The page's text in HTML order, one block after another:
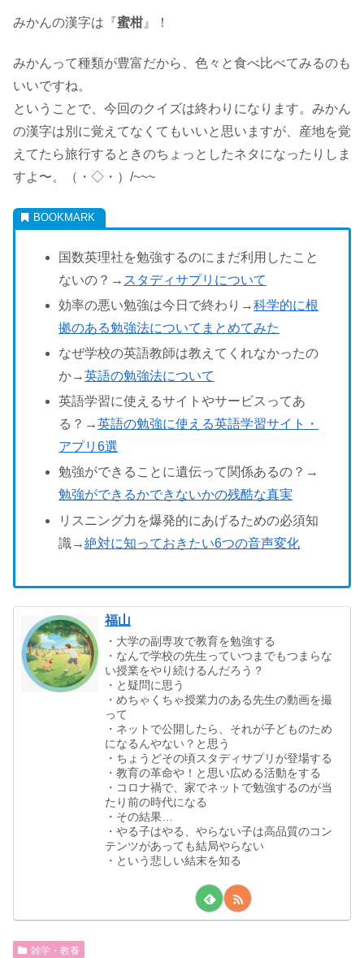
みかんの漢字は『蜜柑』！
みかんって種類が豊富だから、色々と食べ比べてみるのも
いいですね。
ということで、今回のクイズは終わりになります。みかん
の漢字は別に覚えてなくてもいいと思いますが、産地を覚
えてたら旅行するときのちょっとしたネタになったりしま
すよ〜。（・◇・）/~~~
国数英理社を勉強するのにまだ利用したこと
ないの？→ スタディサプリについて
効率の悪い勉強は今日で終わり→科学的に根
拠のある勉強法についてまとめてみた
なぜ学校の英語教師は教えてくれなかったの
か→英語の勉強法について
英語学習に使えるサイトやサービスってあ
る？→英語の勉強に使える英語学習サイト・
アプリ6選
勉強ができることに遺伝って関係あるの？→
勉強ができるかできないかの残酷な真実
リスニング力を爆発的にあげるための必須知
識→絶対に知っておきたい6つの音声変化
福山
・大学の副専攻で教育を勉強する
・なんで学校の先生っていつまでもつまらな
い授業をやり続けるんだろう？
・と疑問に思う
・めちゃくちゃ授業力のある先生の動画を撮
って
・ネットで公開したら、それが子どものため
になるんやない？と思う
・ちょうどその頃スタディサプリが登場する
・教育の革命や！と思い広める活動をする
・コロナ禍で、家でネットで勉強するのが当
たり前の時代になる
・その結果…
・やる子はやる、やらない子は高品質のコン
テンツがあっても結局やらない
・という悲しい結末を知る
雑学・教養